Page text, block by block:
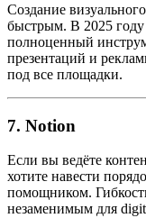
Создание
быстрым. В 2025 году
полноценный
презентаций и
под все площадки.
7. Notion
Если вы ведёте
хотите навести
помощником.
незаменимым для